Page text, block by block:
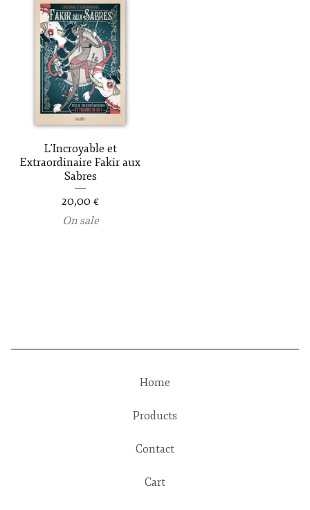
L'Incroyable et
Extraordinaire Fakir aux
Sabres
20,00 €
On sale
Home
Products
Contact
Cart